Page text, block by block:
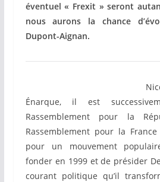
éventuel « Frexit » seront
nous aurons la chance
Dupont-Aignan.
Énarque, il est
Rassemblement pour la
Rassemblement pour la France
pour un mouvement
fonder en 1999 et de présider
courant politique qu’il